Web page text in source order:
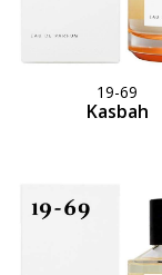
19-69
Kasbah